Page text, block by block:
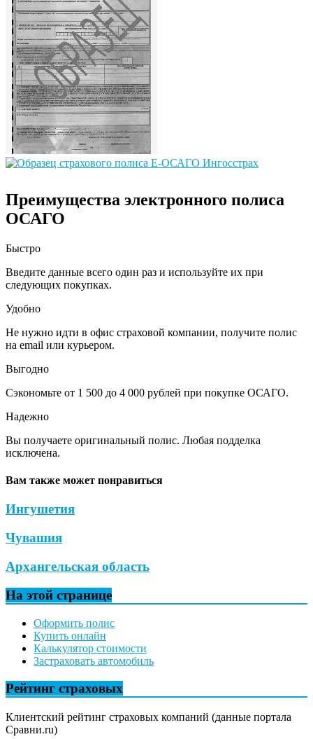
Преимущества электронного полиса
ОСАГО
Быстро
Введите данные всего один раз и используйте их при
следующих покупках.
Удобно
Не нужно идти в офис страховой компании, получите полис
на email или курьером.
Выгодно
Сэкономьте от 1 500 до 4 000 рублей при покупке ОСАГО.
Надежно
Вы получаете оригинальный полис. Любая подделка
исключена.
Вам также может понравиться
Ингушетия
Чувашия
Архангельская область
На этой странице
Оформить полис
Купить онлайн
Калькулятор стоимости
Застраховать автомобиль
Рейтинг страховых
Клиентский рейтинг страховых компаний (данные портала
Сравни.ru)